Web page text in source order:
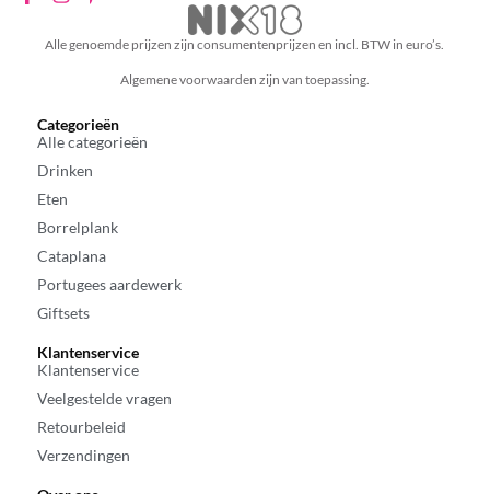
Alle genoemde prijzen zijn consumentenprijzen en incl. BTW in euro’s.
Algemene voorwaarden zijn van toepassing.
Categorieën
Alle categorieën
Drinken
Eten
Borrelplank
Cataplana
Portugees aardewerk
Giftsets
Klantenservice
Klantenservice
Veelgestelde vragen
Retourbeleid
Verzendingen